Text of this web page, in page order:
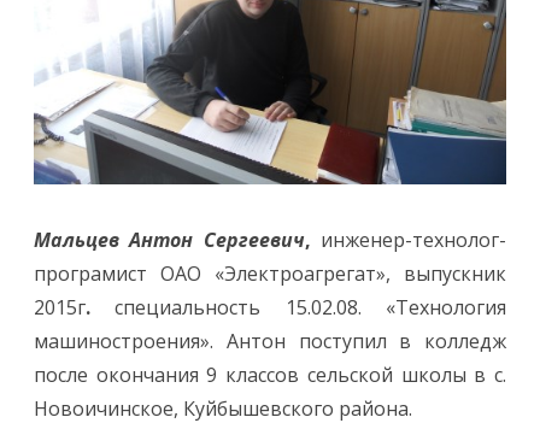
Мальцев Антон Сергеевич, инженер-технолог-
програмист ОАО «Электроагрегат», выпускник
2015г. специальность 15.02.08. «Технология
машиностроения». Антон поступил в колледж
после окончания 9 классов сельской школы в с.
Новоичинское, Куйбышевского района.